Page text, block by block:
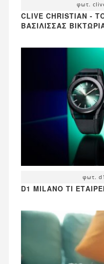
φωτ.
CLIVE CHRISTIAN -
ΒΑΣΊΛΙΣΣΑΣ
φωτ.
D1 MILANO ΤΙ